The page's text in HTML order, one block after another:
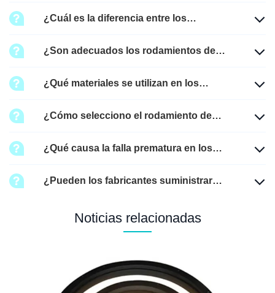
¿Cuál es la diferencia entre los
rodamientos de bolas de ranura
profunda?
¿Son adecuados los rodamientos de
robóticas?
¿Qué materiales se utilizan en los
¿Cómo selecciono el rodamiento de
¿Qué causa la falla prematura en los
¿Pueden los fabricantes suministrar
medida?Noticias relacionadas